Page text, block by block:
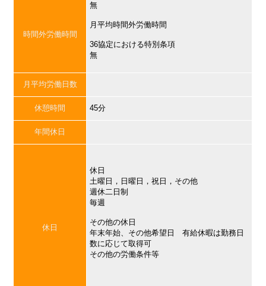
時間外労働時間
無
月平均時間外労働時間
36協定における特別条項
無
月平均労働日数
休憩時間 45分
年間休日
休日
休日
土曜日，日曜日，祝日，その他
週休二日制
毎週
その他の休日
年末年始、その他希望日 有給休暇は勤務日
数に応じて取得可
その他の労働条件等